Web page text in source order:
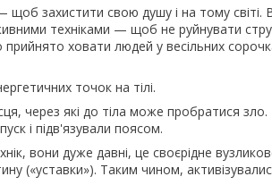
щоб захистити свою душу і на тому світі.
техніками — щоб не руйнувати
прийнято ховати людей у весільних
точок на тілі.
через які до тіла може пробратися зло.
і підв'язували поясом.
вони дуже давні, це своєрідне
(«уставки»). Таким чином,